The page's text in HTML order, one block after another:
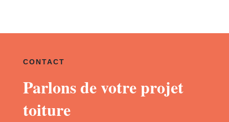
CONTACT
Parlons de votre projet
toiture